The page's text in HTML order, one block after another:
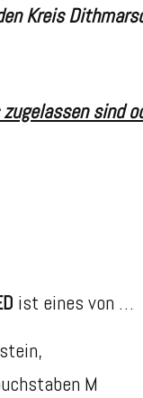
Kreis
sind
ist eines von …
M